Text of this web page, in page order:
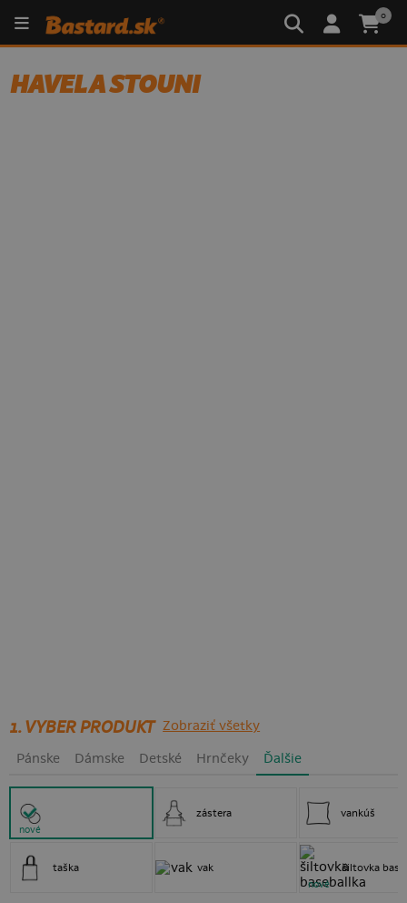
0
HAVEL A STOUNI
1. VYBER PRODUKT Zobraziť všetky
Pánske Dámske Detské Hrnčeky Ďalšie
nové
taška
zástera
vak
vankúš
šiltovka
nové